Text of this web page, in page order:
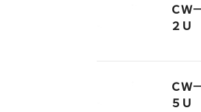
ＣＷ
２Ｕ
ＣＷ
５Ｕ